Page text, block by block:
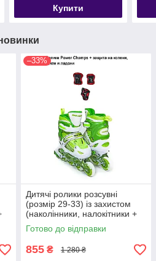
Купити
–33%
Дитячі ролики розсувні
(розмір 29-33) із захистом
(наколінники, налокітники +
захист на долоні)
Готово до відправки
855 ₴ 1 280 ₴